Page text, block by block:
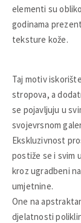
elementi su
godinama
teksture kože.
Taj motiv
stropova, a
se pojavljuju u
svojevrsnom
Ekskluzivnost
postiže se i svim
kroz ugradbeni
umjetnine.
One na
djelatnosti